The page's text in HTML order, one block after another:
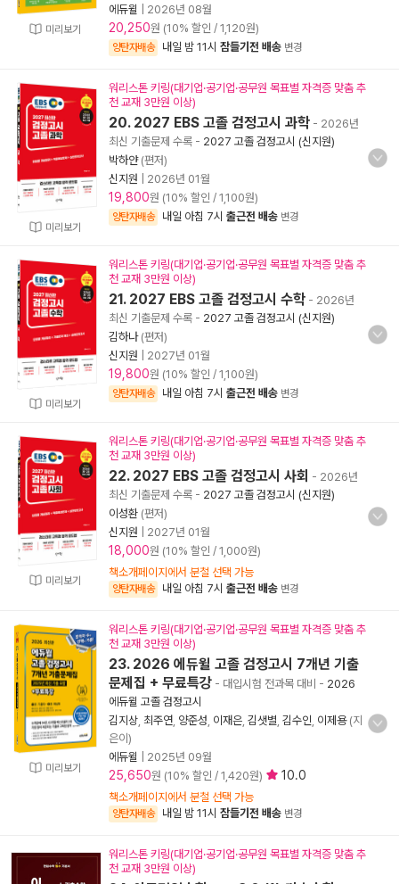
미리보기
에듀윌
2026년 08월
20,250원 (10% 할인 / 1,120원)
양탄자배송 내일 밤 11시 잠들기전 배송 변경
미리보기
워리스톤 키링(대기업·공기업·공무원 목표별 자격증 맞춤 추
천 교재 3만원 이상)
20. 2027 EBS 고졸 검정고시 과학 - 2026년
최신 기출문제 수록 - 2027 고졸 검정고시 (신지원)
박하얀(편저)
신지원
2026년 01월
19,800원 (10% 할인 / 1,100원)
양탄자배송 내일 아침 7시 출근전 배송 변경
미리보기
워리스톤 키링(대기업·공기업·공무원 목표별 자격증 맞춤 추
천 교재 3만원 이상)
21. 2027 EBS 고졸 검정고시 수학 - 2026년
최신 기출문제 수록 - 2027 고졸 검정고시 (신지원)
김하나(편저)
신지원
2027년 01월
19,800원 (10% 할인 / 1,100원)
양탄자배송 내일 아침 7시 출근전 배송 변경
미리보기
워리스톤 키링(대기업·공기업·공무원 목표별 자격증 맞춤 추
천 교재 3만원 이상)
22. 2027 EBS 고졸 검정고시 사회 - 2026년
최신 기출문제 수록 - 2027 고졸 검정고시 (신지원)
이성환 (편저)
신지원
2027년 01월
18,000원 (10% 할인 / 1,000원)
책소개페이지에서 분철 선택 가능
양탄자배송 내일 아침 7시 출근전 배송 변경
미리보기
워리스톤 키링(대기업·공기업·공무원 목표별 자격증 맞춤 추
천 교재 3만원 이상)
23. 2026 에듀윌 고졸 검정고시 7개년 기출
문제집 + 무료특강 - 대입시험 전과목 대비 - 2026
에듀윌 고졸 검정고시
김지상 최주연 양준성 이재은 김샛별 김수인 이제용(지
은이)
에듀윌
2025년 09월
25,650원 (10% 할인 / 1,420원) 10.0
책소개페이지에서 분철 선택 가능
양탄자배송 내일 밤 11시 잠들기전 배송 변경
워리스톤 키링(대기업·공기업·공무원 목표별 자격증 맞춤 추
천 교재 3만원 이상)